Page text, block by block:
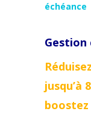
échéance
Gestion
jusqu’à